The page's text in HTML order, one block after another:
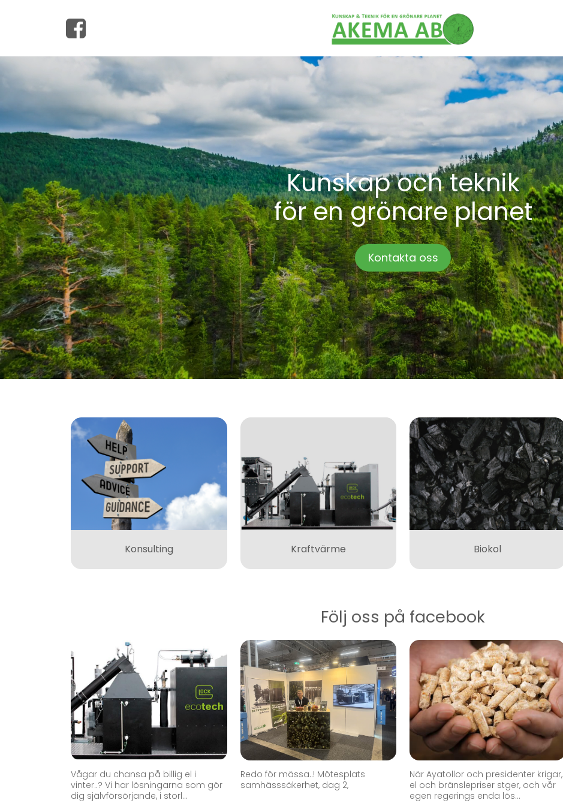
Kunskap och teknik
för en grönare planet
Kontakta oss
Konsulting Kraftvärme Biokol
Följ oss på facebook
Vågar du chansa på billig el i
vinter..? Vi har lösningarna som gör
dig självförsörjande, i storl...
Redo för mässa..! Mötesplats
samhässsäkerhet, dag 2,
När Ayatollor och presidenter krigar,
el och bränslepriser stger, och vår
egen regerings enda lös...